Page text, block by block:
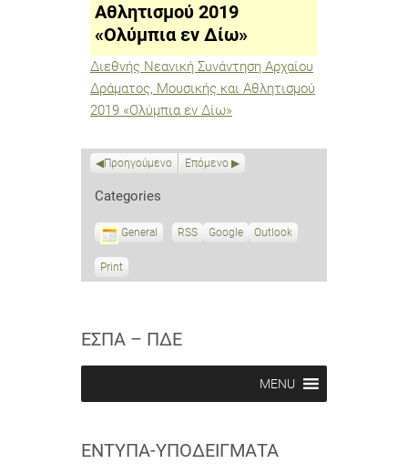
«Ολύμπια
Δίω»
Αθλητισμού 2019
«Ολύμπια εν Δίω»
Διεθνής Νεανική Συνάντηση Αρχαίου
Δράματος, Μουσικής και Αθλητισμού
2019 «Ολύμπια εν Δίω»
Προηγούμενο Επόμενο
Categories
General RSS
S
s
e
Google
S
s
e
Outlook
Print
i
ΕΣΠΑ – ΠΔΕ
MENU
ΕΝΤΥΠΑ-ΥΠΟΔΕΙΓΜΑΤΑ